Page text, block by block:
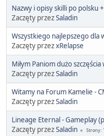
Nazwy i opisy skilli po polsku
Zaczęty przezSaladin
Wszystkiego najlepszego dla
Zaczęty przezxRelapse
Miłym Paniom dużo
Zaczęty przezSaladin
Witamy na Forum Kamelie -
Zaczęty przezSaladin
Lineage Eternal - Gameplay
Zaczęty przezSaladin Strony